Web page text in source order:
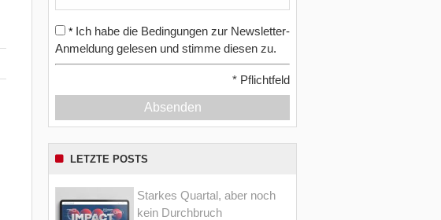
* Ich habe die Bedingungen zur Newsletter-
Anmeldung gelesen und stimme diesen zu.
* Pflichtfeld
Absenden
LETZTE POSTS
Starkes Quartal, aber noch
kein Durchbruch